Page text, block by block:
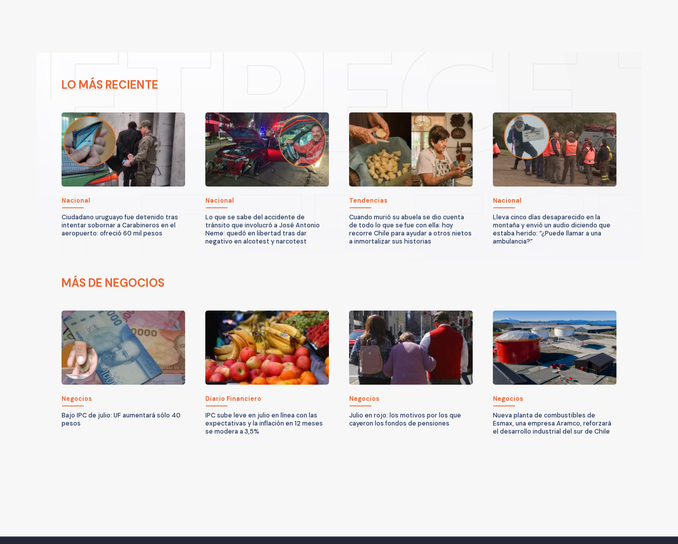
LO MÁS RECIENTE
Nacional
Ciudadano uruguayo fue detenido tras
intentar sobornar a Carabineros en el
aeropuerto: ofreció 60 mil pesos
Nacional
Lo que se sabe del accidente de
tránsito que involucró a José Antonio
Neme: quedó en libertad tras dar
negativo en alcotest y narcotest
Tendencias
Cuando murió su abuela se dio cuenta
de todo lo que se fue con ella: hoy
recorre Chile para ayudar a otros nietos
a inmortalizar sus historias
Nacional
Lleva cinco días desaparecido en la
montaña y envió un audio diciendo que
estaba herido: “¿Puede llamar a una
ambulancia?”
MÁS DE NEGOCIOS
Negocios
Bajo IPC de julio: UF aumentará sólo 40
pesos
Diario Financiero
IPC sube leve en julio en línea con las
expectativas y la inflación en 12 meses
se modera a 3,5%
Negocios
Julio en rojo: los motivos por los que
cayeron los fondos de pensiones
Negocios
Nueva planta de combustibles de
Esmax, una empresa Aramco, reforzará
el desarrollo industrial del sur de Chile